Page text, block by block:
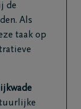
de
Als
taak op